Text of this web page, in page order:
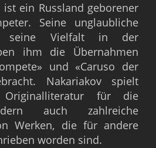
ist ein Russland geborener
Seine unglaubliche
seine Vielfalt in der
ihm die Übernahmen
und «Caruso der
Nakariakov spielt
für die
auch zahlreiche
Werken, die für andere
worden sind.